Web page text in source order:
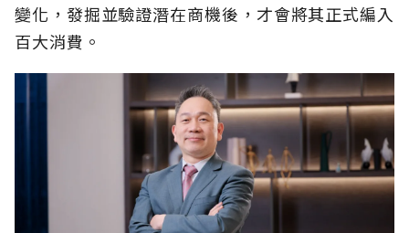
變化，發掘並驗證潛在商機後，才會將其正式編入
百大消費。